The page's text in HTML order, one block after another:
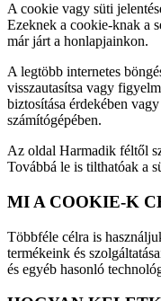
A cookie vagy süti
Ezeknek a cookie-knak a
már járt a honlapjainkon.
A legtöbb internetes
visszautasítsa vagy
biztosítása érdekében
számítógépében.
Az oldal Harmadik féltől
Továbbá le is tilthatóak a
MI A COOKIE-K
Többféle célra is
termékeink és
és egyéb hasonló